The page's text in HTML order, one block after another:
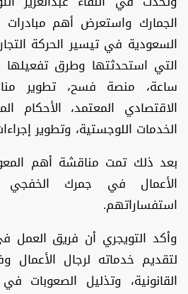
الجمارك واستعرض أهم مبادرات
السعودية في تيسير الحركة
ساعة، منصة فسح، تطوير
الاقتصادي المعتمد، الأحكام
الخدمات اللوجستية، وتطوير
بعد ذلك تمت مناقشة أهم
الأعمال في جمرك الخفجي
استفساراتهم.
وأكد التويجري أن فريق
لتقديم خدماته لرجال الأعمال
القانونية، وتذليل الصعوبات